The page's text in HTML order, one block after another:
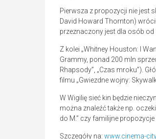
Pierwsza z propozycji nie jest
David Howard Thornton)
przeznaczony jest dla osób od
Z kolei „Whitney Houston: I
Grammy, ponad 200 mln
Rhapsody”, „Czas mroku”).
filmu „Gwiezdne wojny:
W Wigilię sieć kin będzie
można znaleźć także np.
do M.” czy familijne propozycje
Szczegóły na: www.cinema-